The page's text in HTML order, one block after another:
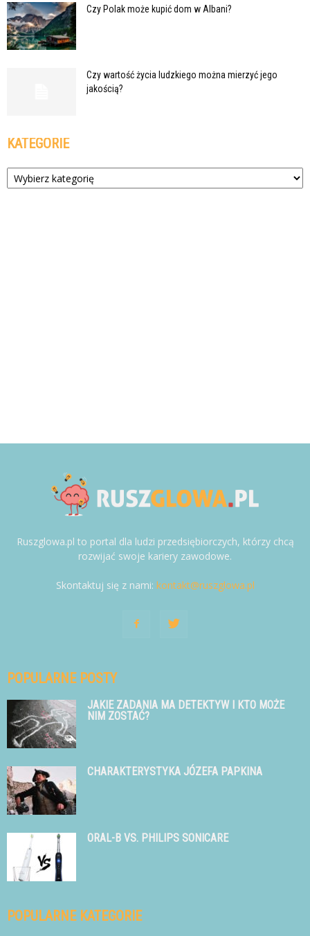
Czy Polak może kupić dom w Albani?
Czy wartość życia ludzkiego można mierzyć jego
jakością?
KATEGORIE
Kategorie
Ruszglowa.pl to portal dla ludzi przedsiębiorczych, którzy chcą
rozwijać swoje kariery zawodowe.
Skontaktuj się z nami: kontakt@ruszglowa.pl
POPULARNE POSTY
JAKIE ZADANIA MA DETEKTYW I KTO MOŻE
NIM ZOSTAĆ?
CHARAKTERYSTYKA JÓZEFA PAPKINA
ORAL-B VS. PHILIPS SONICARE
POPULARNE KATEGORIE